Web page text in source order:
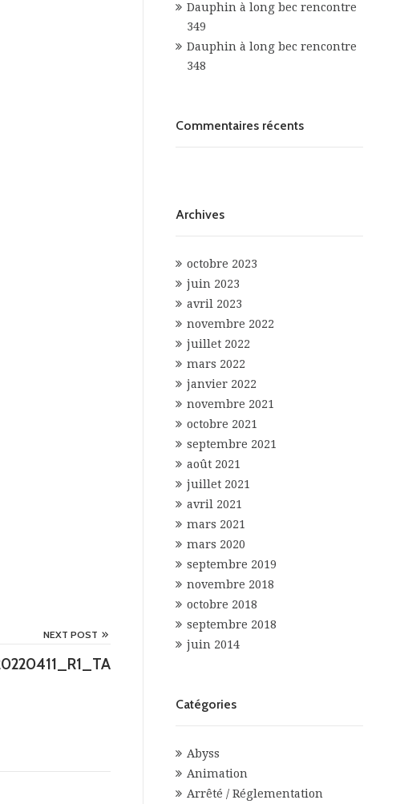
NEXT POST
Dauphin à long bec rencontre
349
Dauphin à long bec rencontre
348
Commentaires récents
Archives
octobre 2023
juin 2023
avril 2023
novembre 2022
juillet 2022
mars 2022
janvier 2022
novembre 2021
octobre 2021
septembre 2021
août 2021
juillet 2021
avril 2021
mars 2021
mars 2020
septembre 2019
novembre 2018
octobre 2018
septembre 2018
juin 2014
Catégories
Abyss
Animation
Arrêté / Réglementation